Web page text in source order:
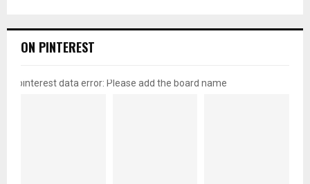
ON PINTEREST
pinterest data error: Please add the board name